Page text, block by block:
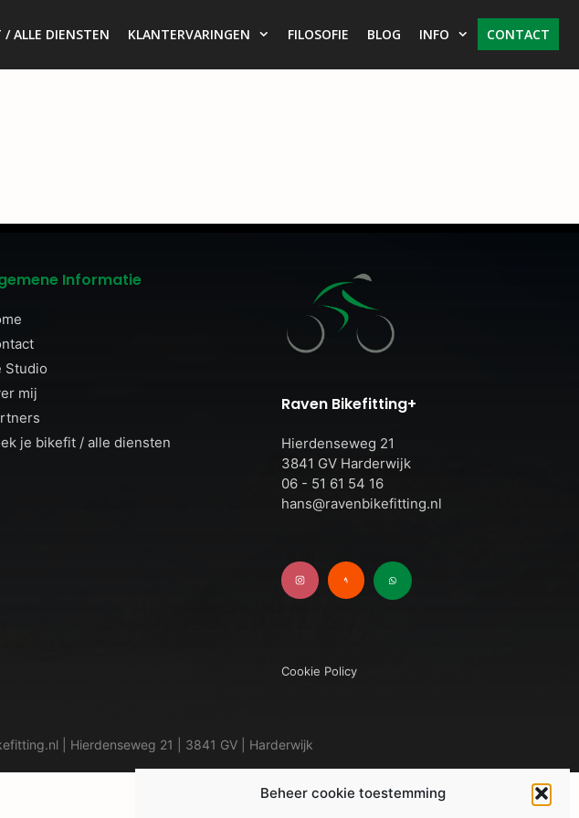
Beheer cookie toestemming
/ ALLE DIENSTEN KLANTERVARINGEN FILOSOFIE BLOG INFO CONTACT
Informatie
Studio
mij
je bikefit / alle diensten
Raven Bikefitting+
Hierdenseweg 21
3841 GV Harderwijk
06 - 51 61 54 16
hans@ravenbikefitting.nl
Cookie Policy
| Hierdenseweg 21 | 3841 GV | Harderwijk